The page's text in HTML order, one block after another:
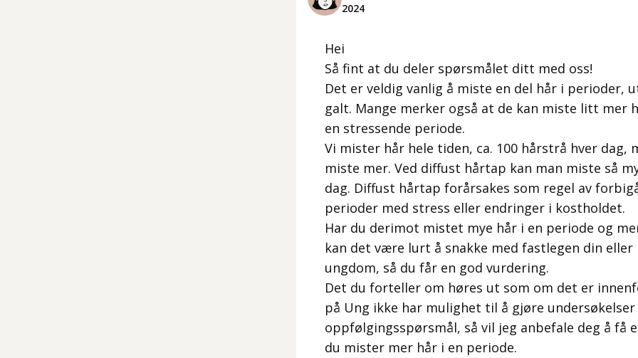
2024
Hei
Så fint at du deler spørsmålet ditt med oss!
Det er veldig vanlig å miste en del hår i perioder,
galt. Mange merker også at de kan miste litt mer
en stressende periode.
Vi mister hår hele tiden, ca. 100 hårstrå hver dag,
miste mer. Ved diffust hårtap kan man miste så
dag. Diffust hårtap forårsakes som regel av
perioder med stress eller endringer i kostholdet.
Har du derimot mistet mye hår i en periode og
kan det være lurt å snakke med fastlegen din
ungdom, så du får en god vurdering.
Det du forteller om høres ut som om det er
på Ung ikke har mulighet til å gjøre
oppfølgingsspørsmål, så vil jeg anbefale deg å få
du mister mer hår i en periode.